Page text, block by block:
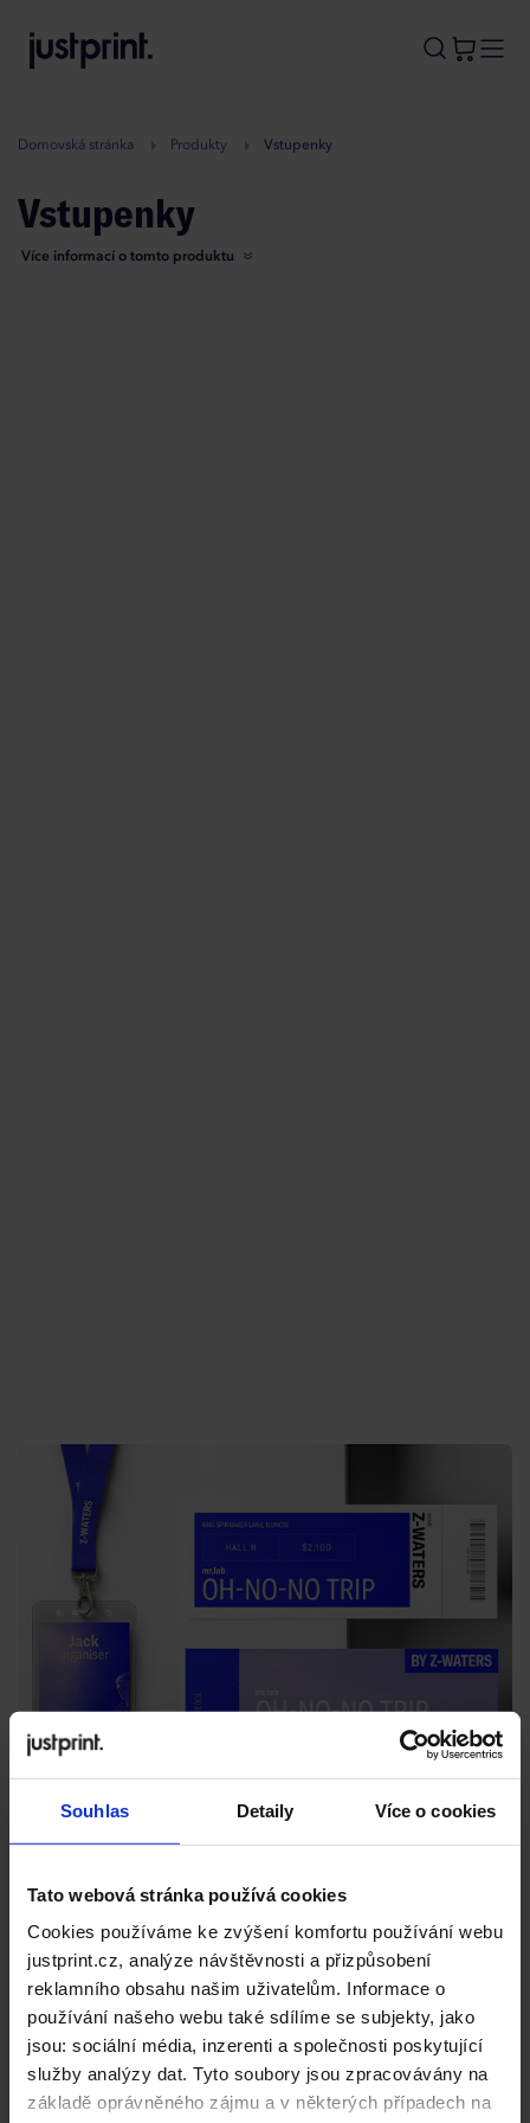
Souhlas Detaily Více o cookies
Tato webová stránka používá cookies
Cookies používáme ke zvýšení komfortu používání webu
justprint.cz, analýze návštěvnosti a přizpůsobení
reklamního obsahu našim uživatelům. Informace o
používání našeho webu také sdílíme se subjekty, jako
jsou: sociální média, inzerenti a společnosti poskytující
služby analýzy dat. Tyto soubory jsou zpracovávány na
základě oprávněného zájmu a v některých případech na
A
Domovská stránka Produkty Vstupenky
Vstupenky
Více informací o tomto produktu